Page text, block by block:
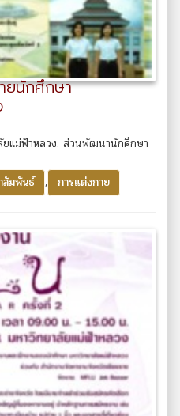
ยนักศึกษา
ยแม่ฟ้าหลวง. ส่วนพัฒนานักศึกษา
สัมพันธ์ , การแต่งกาย